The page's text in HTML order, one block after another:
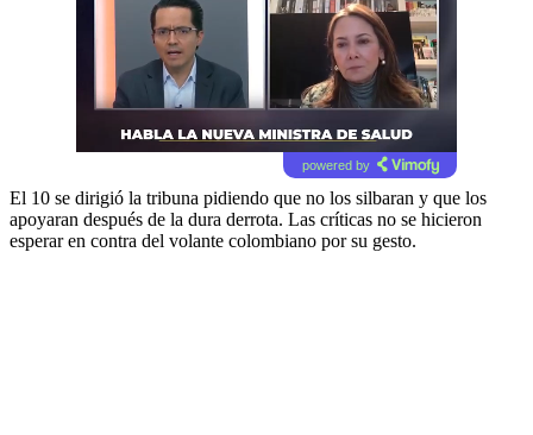
powered by
El 10 se dirigió la tribuna pidiendo que no los silbaran y que los
apoyaran después de la dura derrota. Las críticas no se hicieron
esperar en contra del volante colombiano por su gesto.